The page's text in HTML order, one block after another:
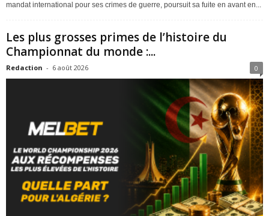
mandat international pour ses crimes de guerre, poursuit sa fuite en avant en...
Les plus grosses primes de l’histoire du
Championnat du monde :...
Redaction - 6 août 2026 0